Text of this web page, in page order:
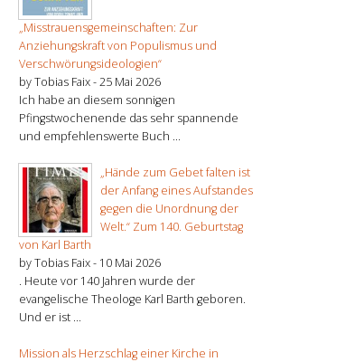
„Misstrauensgemeinschaften: Zur
Anziehungskraft von Populismus und
Verschwörungsideologien“
by Tobias Faix -25 Mai 2026
Ich habe an diesem sonnigen
Pfingstwochenende das sehr spannende
und empfehlenswerte Buch ...
„Hände zum Gebet falten ist
der Anfang eines Aufstandes
gegen die Unordnung der
Welt.“ Zum 140. Geburtstag
von Karl Barth
by Tobias Faix - 10 Mai 2026
. Heute vor 140 Jahren wurde der
evangelische Theologe Karl Barth geboren.
Und er ist ...
Mission als Herzschlag einer Kirche in